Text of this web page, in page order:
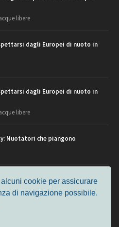
libere
dagli Europei di nuoto in
dagli Europei di nuoto in
libere
Nuotatori che piangono
i convocati del nuoto per
cookie per assicurare
di navigazione possibile.